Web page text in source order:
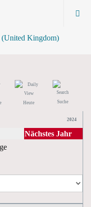
Heute Suche
2024
Nächstes Jahr
der Paginierungsliste